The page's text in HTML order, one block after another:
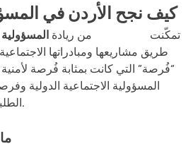
كيف نجح الأردن في
تمكّنت من ريادة
طريق مشاريعها ومبادراتها
“فُرصة” التي كانت بمثابة فُرصة لأمنية
المسؤولية الاجتماعية الدولية
الطلبة في المدارس الحكومية.